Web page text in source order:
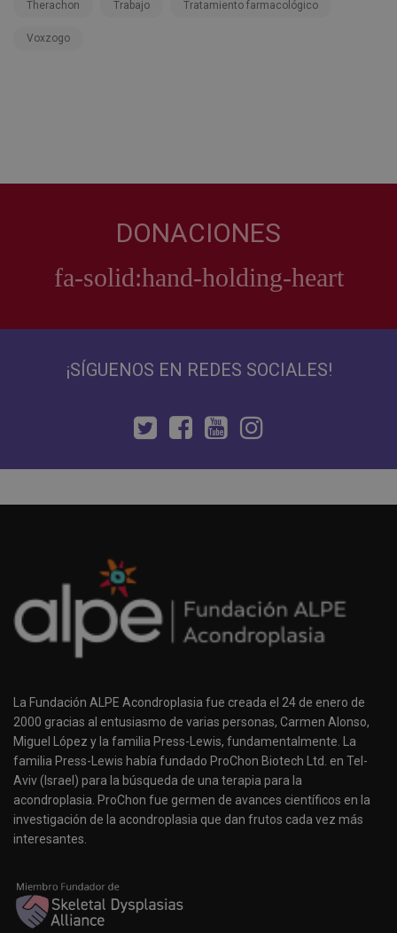
Therachon Trabajo Tratamiento farmacológico
Voxzogo
DONACIONES
¡SÍGUENOS EN REDES SOCIALES!
La Fundación ALPE Acondroplasia fue creada el 24 de enero de
2000 gracias al entusiasmo de varias personas, Carmen Alonso,
Miguel López y la familia Press-Lewis, fundamentalmente. La
familia Press-Lewis había fundado ProChon Biotech Ltd. en Tel-
Aviv (Israel) para la búsqueda de una terapia para la
acondroplasia. ProChon fue germen de avances científicos en la
investigación de la acondroplasia que dan frutos cada vez más
interesantes.